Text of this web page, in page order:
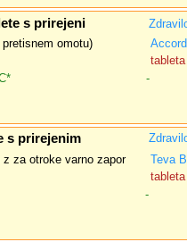
s prirejeni
omotu)
-
s prirejenim
za otroke varno zapor
Teva
-